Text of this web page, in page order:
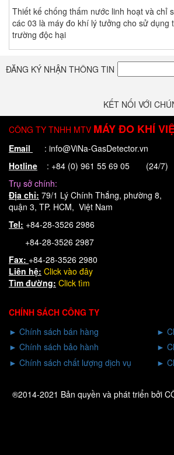
Thiết kế chống thấm nước linh hoạt và chỉ
các 03 là máy đo khí lý tưởng cho sử dụng
trường độc hại
ĐĂNG KÝ NHẬN THÔNG TIN
KẾT NỐI VỚI
CÔNG TY TNHH MTV MÁY ĐO KHÍ
Email
: info@ViNa-GasDetector.vn
Hotline : +84 (0) 961 55 69 05 (24/7)
Trụ sở chính:
Địa chỉ: 79/1 Lý Chính Thắng, phường 8,
quận 3, TP. HCM, Việt Nam
Tel: +84-28-3526 2986
+84-28-3526 2987
Fax: +84-28-3526 2980
Liên hệ: Click vào đây
Tìm đường: Click tìm
CHÍNH SÁCH CÔNG TY
► Chính sách bán hàng ►
► Chính sách bảo hành ►
► Chính sách chất lượng dịch vụ ►
®2014-2021 Bản quyền và phát triển bởi